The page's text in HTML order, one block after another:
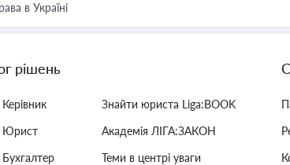
в Україні
рішень
Юрист
Знайти юриста Liga:BOOK
Академія ЛІГА:ЗАКОН
Теми в центрі уваги